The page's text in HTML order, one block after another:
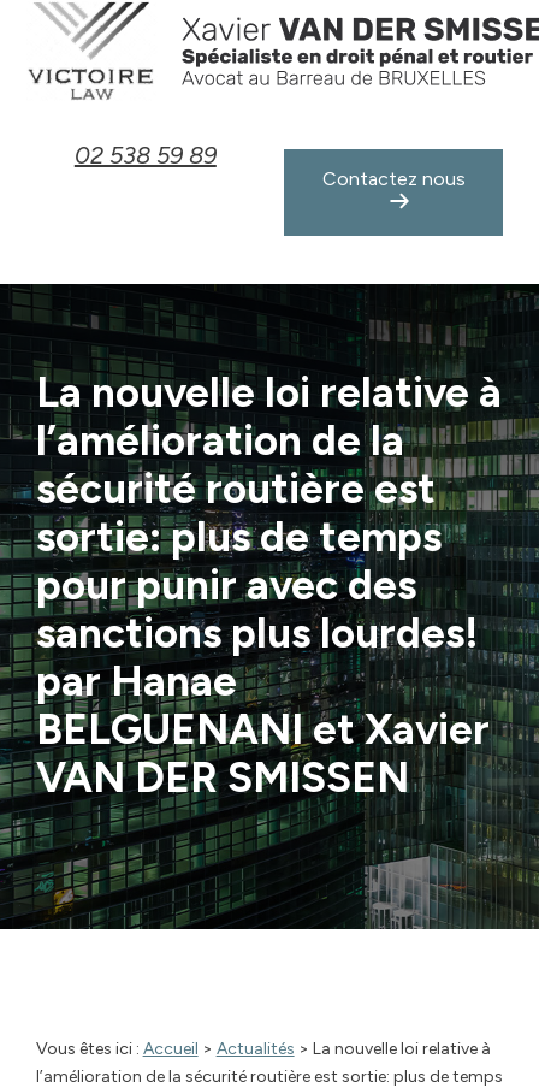
02 538 59 89
Contactez nous
La nouvelle loi relative à
l’amélioration de la
sécurité routière est
sortie: plus de temps
pour punir avec des
sanctions plus lourdes!
par Hanae
BELGUENANI et Xavier
VAN DER SMISSEN
Vous êtes ici : Accueil > Actualités > La nouvelle loi relative à
l’amélioration de la sécurité routière est sortie: plus de temps
Panneau de gestion des cookies